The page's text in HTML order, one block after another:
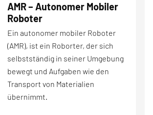
AMR – Autonomer Mobiler
Roboter
Ein autonomer mobiler Roboter
(AMR), ist ein Roborter, der sich
selbstständig in seiner Umgebung
bewegt und Aufgaben wie den
Transport von Materialien
übernimmt.